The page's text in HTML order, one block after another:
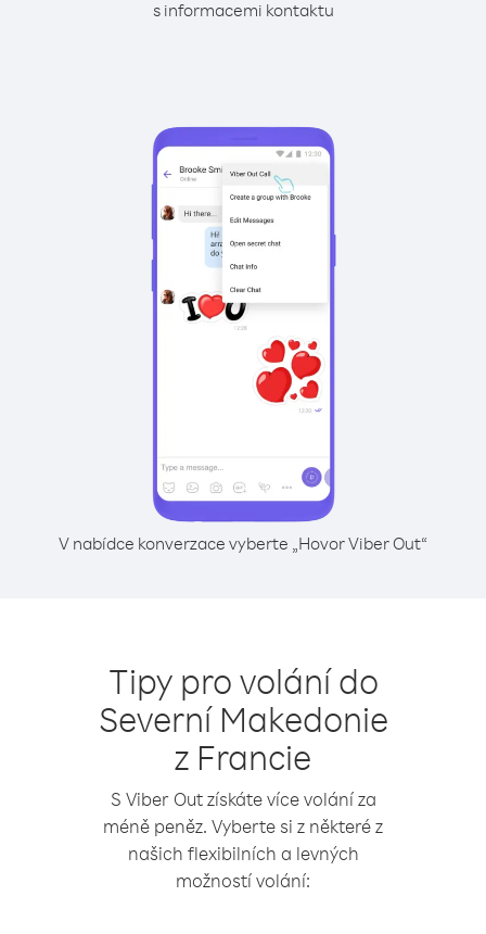
s informacemi kontaktu
V nabídce konverzace vyberte „Hovor Viber Out“
Tipy pro volání do
Severní Makedonie
z Francie
S Viber Out získáte více volání za
méně peněz. Vyberte si z některé z
našich flexibilních a levných
možností volání: